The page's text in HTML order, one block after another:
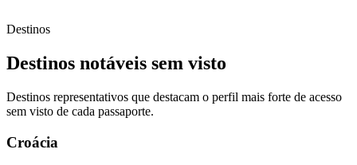
Destinos
Destinos notáveis sem visto
Destinos representativos que destacam o perfil mais forte de acesso
sem visto de cada passaporte.
Croácia